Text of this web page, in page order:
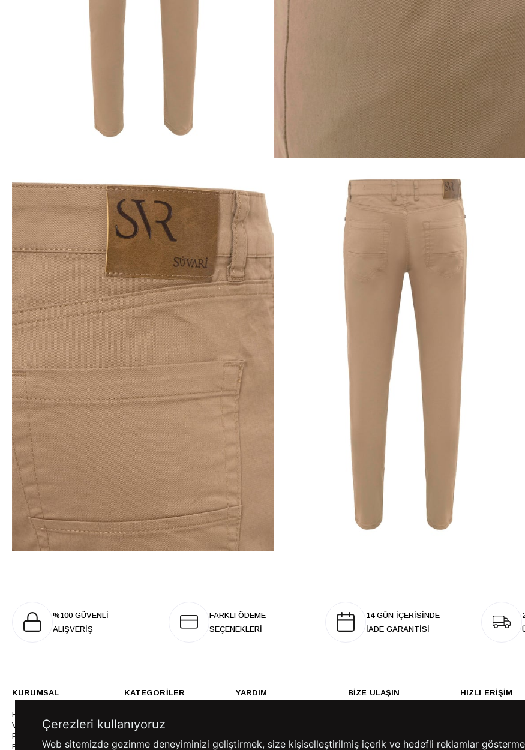
%100 GÜVENLİ
ALIŞVERİŞ
FARKLI ÖDEME
SEÇENEKLERİ
14 GÜN İÇERİSİNDE
İADE GARANTİSİ
KURUMSAL
Hakkımızda
Vizyonumuz & Misyonumuz
Politikalarımız
Bayilik
KATEGORİLER
Takım Elbise
Mont
YARDIM
İptal & İade Politikası
BİZE ULAŞIN HIZLI ERİŞİM
Çerezleri kullanıyoruz
Web sitemizde gezinme deneyiminizi geliştirmek, size kişiselleştirilmiş içerik ve hedefli reklamlar